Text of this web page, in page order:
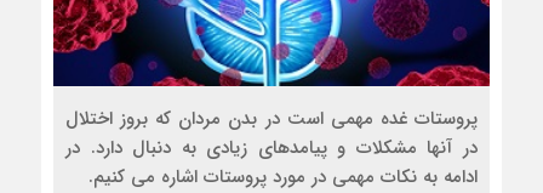
پروستات غده مهمی است در بدن مردان که بروز اختلال
در آنها مشکلات و پیامدهای زیادی به دنبال دارد. در
ادامه به نکات مهمی در مورد پروستات اشاره می کنیم.